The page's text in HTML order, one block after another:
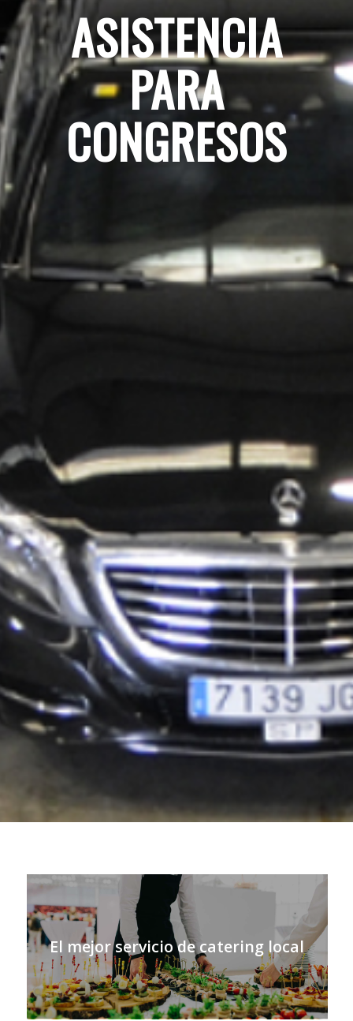
ASISTENCIA
PARA
CONGRESOS
El mejor servicio de catering local